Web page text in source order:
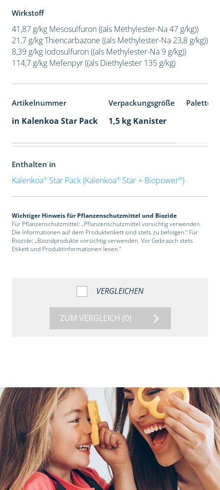
Wirkstoff
41,87 g/kg Mesosulfuron ((als Methylester-Na 47 g/kg))
21,7 g/kg Thiencarbazone ((als Methylester-Na 23,8 g/kg))
8,39 g/kg Iodosulfuron ((als Methylester-Na 9 g/kg))
114,7 g/kg Mefenpyr ((als Diethylester 135 g/kg)
Artikelnummer Verpackungsgröße
in Kalenkoa Star Pack 1,5 kg Kanister
Enthalten in
Kalenkoa®Star Pack (Kalenkoa®Star + Biopower®)
Wichtiger Hinweis für Pflanzenschutzmittel und Biozide
Für Pflanzenschutzmittel: „Pflanzenschutzmittel vorsichtig verwenden.
Die Informationen auf dem Produktetikett sind stets zu befolgen.“ Für
Biozide: „Biozidprodukte vorsichtig verwenden. Vor Gebrauch stets
Etikett und Produktinformationen lesen.“
VERGLEICHEN
ZUM VERGLEICH (0)